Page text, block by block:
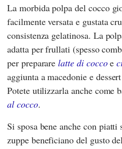
La morbida polpa del cocco
facilmente versata e gustata
consistenza gelatinosa. La
adatta per frullati (spesso
per prepararelatte di coccoe
aggiunta a macedonie e
Potete utilizzarla anche come
al cocco.
Si sposa bene anche con
zuppe beneficiano del gusto